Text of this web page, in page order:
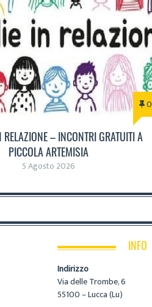
0
RELAZIONE – INCONTRI GRATUITI A
PICCOLA ARTEMISIA
5 Agosto 2026
INFO
Indirizzo
Via delle Trombe, 6
55100 – Lucca (Lu)